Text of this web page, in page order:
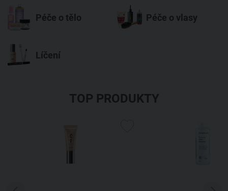
Péče o tělo Péče o vlasy
Líčení
TOP PRODUKTY